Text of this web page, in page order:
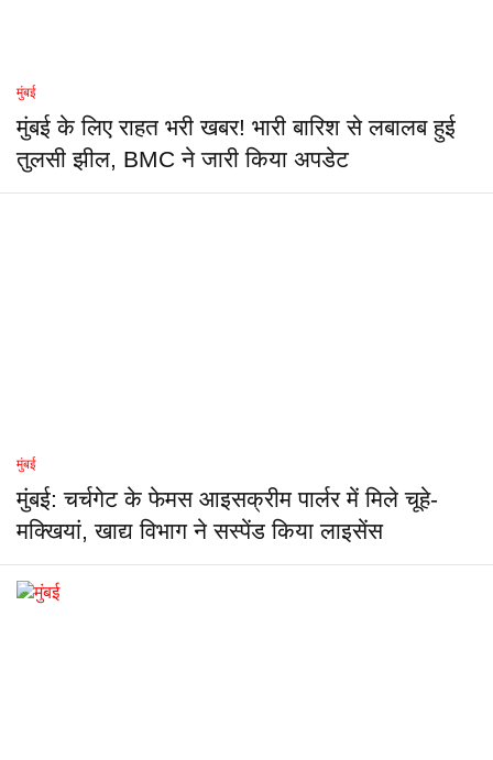
मुंबई
मुंबई के लिए राहत भरी खबर! भारी बारिश से लबालब हुई
तुलसी झील, BMC ने जारी किया अपडेट
मुंबई
मुंबई: चर्चगेट के फेमस आइसक्रीम पार्लर में मिले चूहे-
मक्खियां, खाद्य विभाग ने सस्पेंड किया लाइसेंस